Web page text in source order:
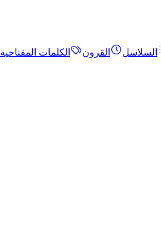
السلاسل القرون الكلمات المفتاحية